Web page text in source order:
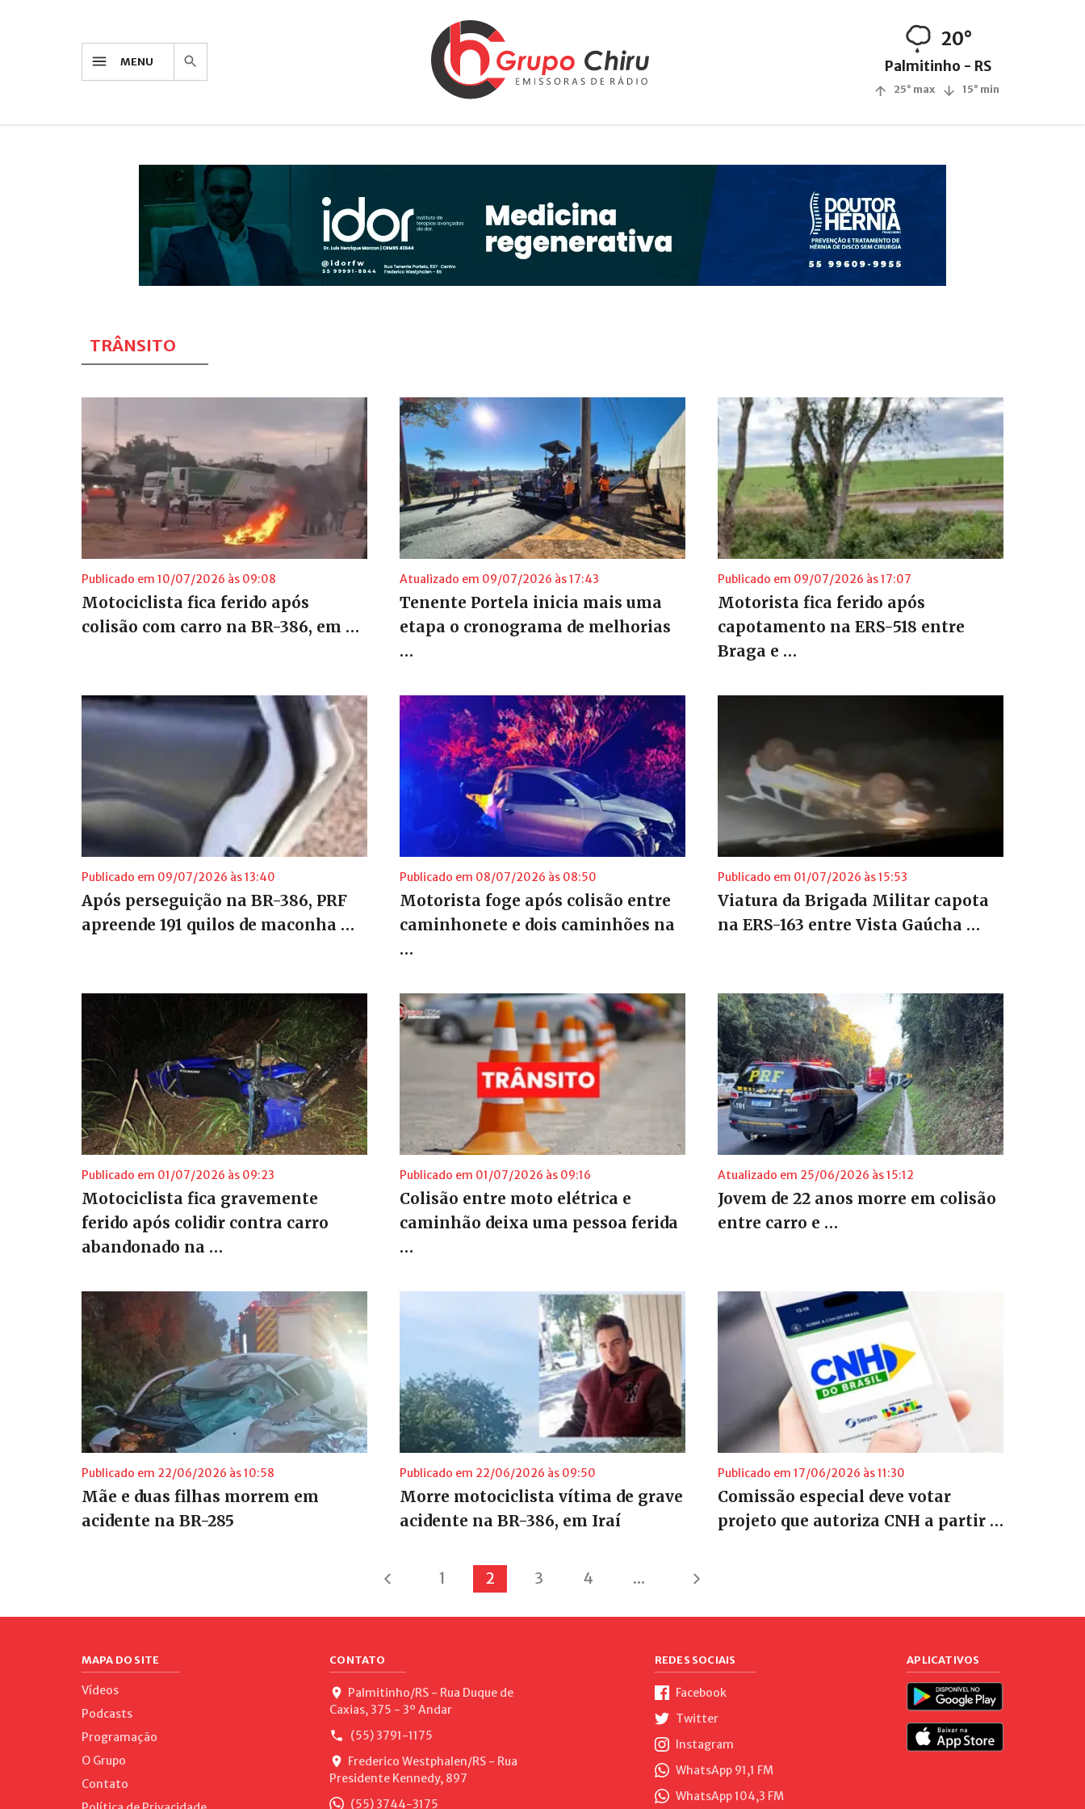
MENU
20°
Palmitinho - RS
25° max 15° min
TRÂNSITO
Publicado em 10/07/2026 às 09:08
Motociclista fica ferido após
colisão com carro na BR-386, em …
Atualizado em 09/07/2026 às 17:43
Tenente Portela inicia mais uma
etapa o cronograma de melhorias
…
Publicado em 09/07/2026 às 17:07
Motorista fica ferido após
capotamento na ERS-518 entre
Braga e …
Publicado em 09/07/2026 às 13:40
Após perseguição na BR-386, PRF
apreende 191 quilos de maconha …
Publicado em 08/07/2026 às 08:50
Motorista foge após colisão entre
caminhonete e dois caminhões na
…
Publicado em 01/07/2026 às 15:53
Viatura da Brigada Militar capota
na ERS-163 entre Vista Gaúcha …
Publicado em 01/07/2026 às 09:23
Motociclista fica gravemente
ferido após colidir contra carro
abandonado na …
Publicado em 01/07/2026 às 09:16
Colisão entre moto elétrica e
caminhão deixa uma pessoa ferida
…
Atualizado em 25/06/2026 às 15:12
Jovem de 22 anos morre em colisão
entre carro e …
Publicado em 22/06/2026 às 10:58
Mãe e duas filhas morrem em
acidente na BR-285
Publicado em 22/06/2026 às 09:50
Morre motociclista vítima de grave
acidente na BR-386, em Iraí
Publicado em 17/06/2026 às 11:30
Comissão especial deve votar
projeto que autoriza CNH a partir …
1 2 3 4 ...
MAPA DO SITE
Vídeos
Podcasts
Programação
O Grupo
Contato
CONTATO
Palmitinho/RS - Rua Duque de
Caxias, 375 - 3º Andar
(55) 3791-1175
Frederico Westphalen/RS - Rua
Presidente Kennedy, 897
(55) 3744-3175
REDES SOCIAIS
Facebook
Twitter
Instagram
WhatsApp 91,1 FM
WhatsApp 104,3 FM
APLICATIVOS